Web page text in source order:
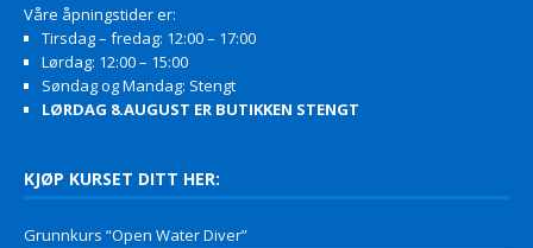
Våre åpningstider er:
Tirsdag – fredag: 12:00 – 17:00
Lørdag: 12:00 – 15:00
Søndag og Mandag: Stengt
LØRDAG 8.AUGUST ER BUTIKKEN STENGT
KJØP KURSET DITT HER:
Grunnkurs “Open Water Diver”